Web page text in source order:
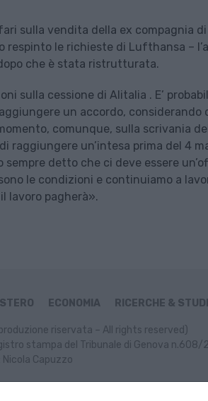
sulla vendita della ex compagnia
respinto le richieste di Lufthansa –
che è stata ristrutturata.
sulla cessione di Alitalia . E’
un accordo, considerando
comunque, sulla scrivania
raggiungere un’intesa prima del 4
detto che ci deve essere
le condizioni e continuiamo a
lavoro pagherà».
ECONOMIA RICERCHE & STUDI
riservata – All rights reserved)
stampa del Tribunale di Genova n.608/
Capuzzo